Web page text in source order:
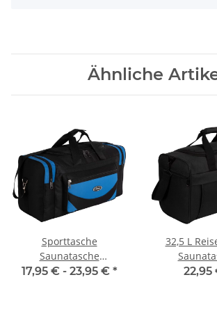
Ähnliche
Sporttasche
Saunatasche
Reisetasche
17,95 € - 23,95 € *
32,5 L
22,95